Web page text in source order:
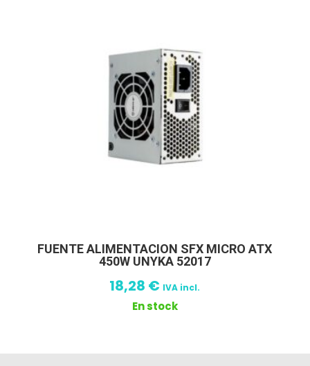
FUENTE ALIMENTACION SFX MICRO ATX
450W UNYKA 52017
18,28 € IVA incl.
En stock